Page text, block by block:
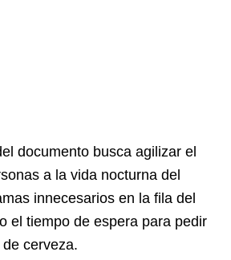
documento busca agilizar el
a la vida nocturna del
innecesarios en la fila del
el tiempo de espera para pedir
cerveza.